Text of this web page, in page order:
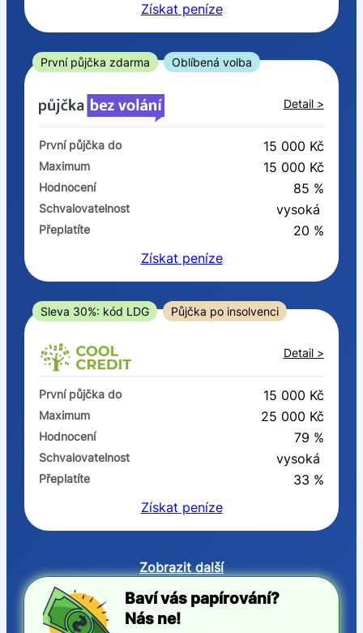
Ve zkušebce
ano
ne
V exekuci
ano
ne
Po insolvenci
V hotovosti
ano
Získat peníze
První půjčka zdarma Oblíbená volba
Detail >
První půjčka do 15 000 Kč
Maximum 15 000 Kč
Hodnocení 85 %
Schvalovatelnost vysoká
Přeplatíte
20 %
Získat peníze
Sleva 30%: kód LDG Půjčka po insolvenci
Detail >
První půjčka do 15 000 Kč
Maximum 25 000 Kč
Hodnocení 79 %
Schvalovatelnost vysoká
Přeplatíte
33 %
Získat peníze
Zobrazit další
Baví vás papírování?
Nás ne!